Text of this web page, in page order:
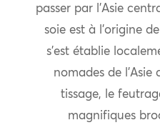
passer par l’Asie
soie est à l’origine
s’est établie
nomades de
tissage, le
magnifiques